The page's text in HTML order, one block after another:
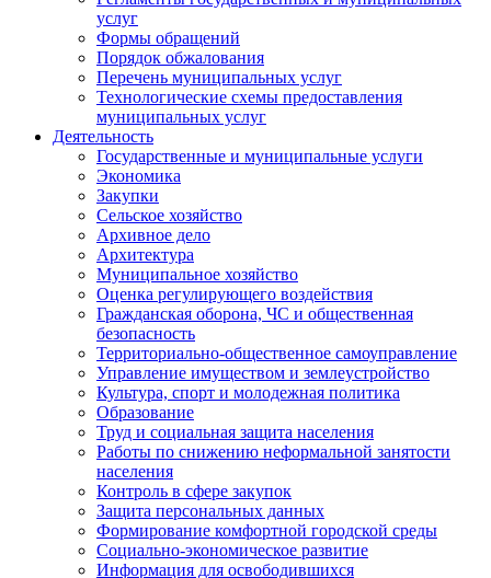
услуг
Формы обращений
Порядок обжалования
Перечень муниципальных услуг
Технологические схемы предоставления
муниципальных услуг
Деятельность
Государственные и муниципальные услуги
Экономика
Закупки
Сельское хозяйство
Архивное дело
Архитектура
Муниципальное хозяйство
Оценка регулирующего воздействия
Гражданская оборона, ЧС и общественная
безопасность
Территориально-общественное самоуправление
Управление имуществом и землеустройство
Культура, спорт и молодежная политика
Образование
Труд и социальная защита населения
Работы по снижению неформальной занятости
населения
Контроль в сфере закупок
Защита персональных данных
Формирование комфортной городской среды
Социально-экономическое развитие
Информация для освободившихся